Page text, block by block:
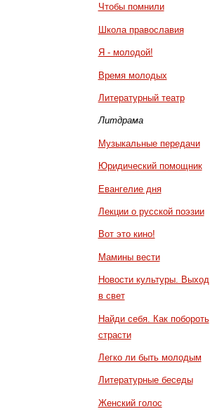
Чтобы помнили
Школа православия
Я - молодой!
Время молодых
Литературный театр
Литдрама
Музыкальные передачи
Юридический помощник
Евангелие дня
Лекции о русской поэзии
Вот это кино!
Мамины вести
Новости культуры. Выход
в свет
Найди себя. Как побороть
страсти
Легко ли быть молодым
Литературные беседы
Женский голос